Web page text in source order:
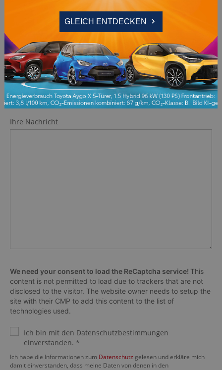
Telefonnummer
E-Mail
Ihre Nachricht
We need your consent to load the ReCaptcha service! This
content is not permitted to load due to trackers that are not
disclosed to the visitor. The website owner needs to setup the
site with their CMP to add this content to the list of
technologies used.
Ich bin mit den Datenschutzbestimmungen
einverstanden. *
Ich habe die Informationen zum Datenschutz gelesen und erkläre mich
damit einverstanden, dass meine Daten von denen in den
GLEICH ENTDECKEN